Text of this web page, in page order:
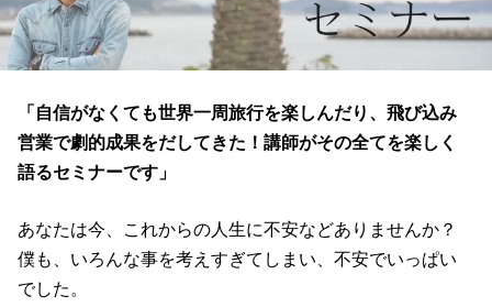
「自信がなくても世界一周旅行を楽しんだり、飛び込み
営業で劇的成果をだしてきた！講師がその全てを楽しく
語るセミナーです」
あなたは今、これからの人生に不安などありませんか？
僕も、いろんな事を考えすぎてしまい、不安でいっぱい
でした。